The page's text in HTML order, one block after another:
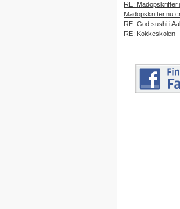
RE:
Madopskrifter.nu
RE: God sushi i
RE: Kokkeskolen